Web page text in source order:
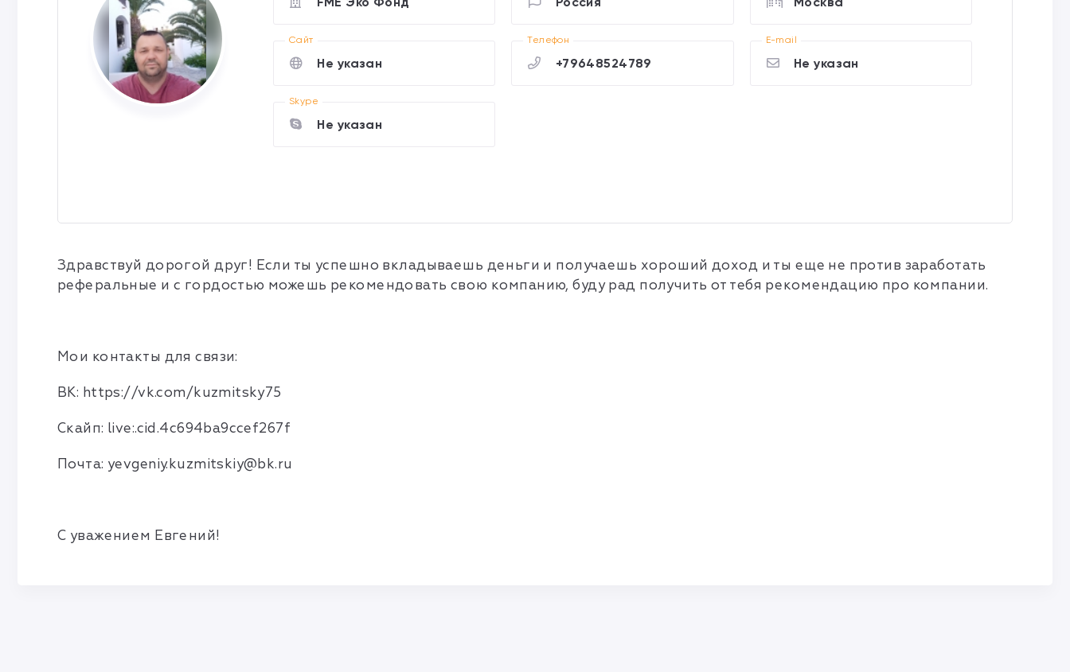
Cайт
Не указан
Телефон
+79648524789
E-mail
Не указан
Skype
Не указан
Здравствуй дорогой друг! Если ты успешно вкладываешь деньги и получаешь хороший доход и ты еще не против заработать
реферальные и с гордостью можешь рекомендовать свою компанию, буду рад получить от тебя рекомендацию про компании.
Мои контакты для связи:
ВК: https://vk.com/kuzmitsky75
Скайп: live:.cid.4c694ba9ccef267f
Почта: yevgeniy.kuzmitskiy@bk.ru
С уважением Евгений!